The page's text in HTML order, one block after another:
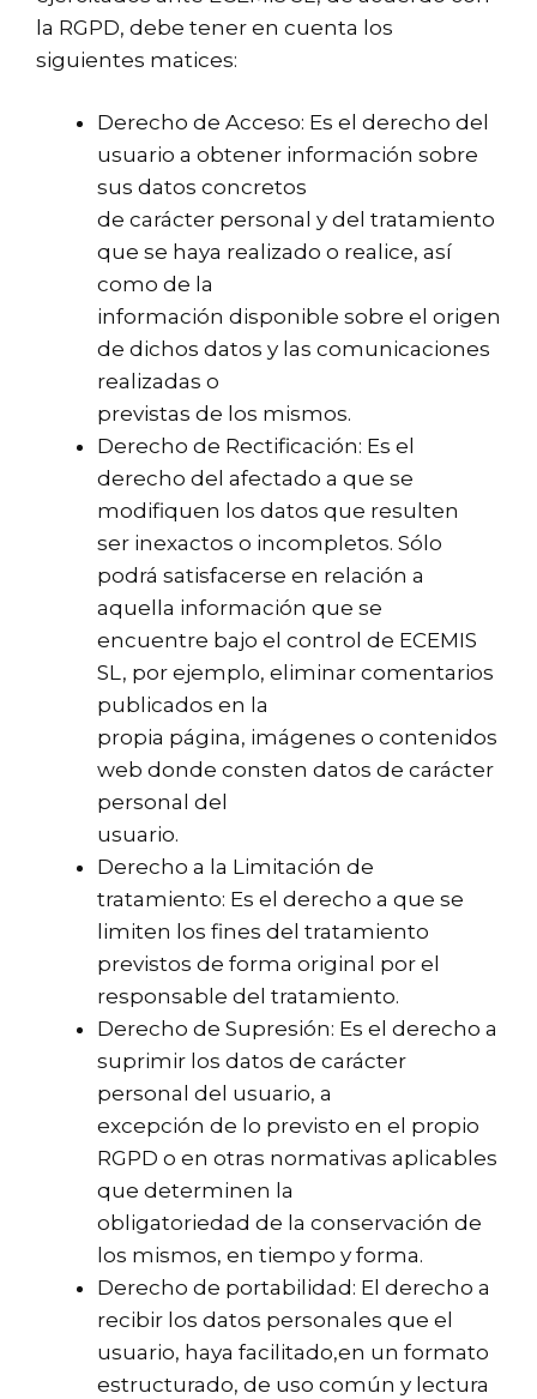
la RGPD, debe tener en cuenta los
siguientes matices:
Derecho de Acceso: Es el derecho del
usuario a obtener información sobre
sus datos concretos
de carácter personal y del tratamiento
que se haya realizado o realice, así
como de la
información disponible sobre el origen
de dichos datos y las comunicaciones
realizadas o
previstas de los mismos.
Derecho de Rectificación: Es el
derecho del afectado a que se
modifiquen los datos que resulten
ser inexactos o incompletos. Sólo
podrá satisfacerse en relación a
aquella información que se
encuentre bajo el control de ECEMIS
SL, por ejemplo, eliminar comentarios
publicados en la
propia página, imágenes o contenidos
web donde consten datos de carácter
personal del
usuario.
Derecho a la Limitación de
tratamiento: Es el derecho a que se
limiten los fines del tratamiento
previstos de forma original por el
responsable del tratamiento.
Derecho de Supresión: Es el derecho a
suprimir los datos de carácter
personal del usuario, a
excepción de lo previsto en el propio
RGPD o en otras normativas aplicables
que determinen la
obligatoriedad de la conservación de
los mismos, en tiempo y forma.
Derecho de portabilidad: El derecho a
recibir los datos personales que el
usuario, haya facilitado,en un formato
estructurado, de uso común y lectura